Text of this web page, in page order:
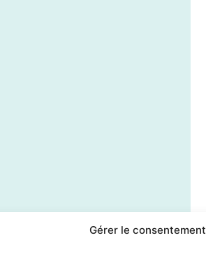
Gérer le consentement